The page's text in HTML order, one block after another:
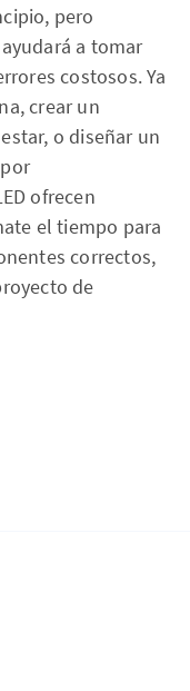
pero
a tomar
costosos. Ya
crear un
o diseñar un
ofrecen
el tiempo para
correctos,
de